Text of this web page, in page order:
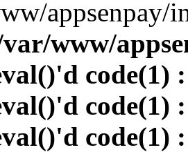
www/
code(1)
code(1)
code(1)